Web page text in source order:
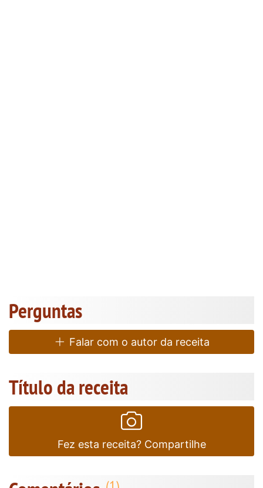
Perguntas
Falar com o autor da receita
Título da receita
Fez esta receita? Compartilhe